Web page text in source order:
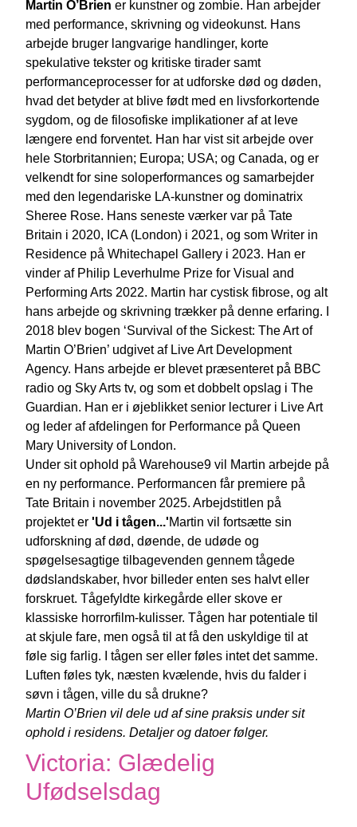
Martin O’Brien er kunstner og zombie. Han arbejder
med performance, skrivning og videokunst. Hans
arbejde bruger langvarige handlinger, korte
spekulative tekster og kritiske tirader samt
performanceprocesser for at udforske død og døden,
hvad det betyder at blive født med en livsforkortende
sygdom, og de filosofiske implikationer af at leve
længere end forventet. Han har vist sit arbejde over
hele Storbritannien; Europa; USA; og Canada, og er
velkendt for sine soloperformances og samarbejder
med den legendariske LA-kunstner og dominatrix
Sheree Rose. Hans seneste værker var på Tate
Britain i 2020, ICA (London) i 2021, og som Writer in
Residence på Whitechapel Gallery i 2023. Han er
vinder af Philip Leverhulme Prize for Visual and
Performing Arts 2022. Martin har cystisk fibrose, og alt
hans arbejde og skrivning trækker på denne erfaring. I
2018 blev bogen ‘Survival of the Sickest: The Art of
Martin O’Brien’ udgivet af Live Art Development
Agency. Hans arbejde er blevet præsenteret på BBC
radio og Sky Arts tv, og som et dobbelt opslag i The
Guardian. Han er i øjeblikket senior lecturer i Live Art
og leder af afdelingen for Performance på Queen
Mary University of London.
Under sit ophold på Warehouse9 vil Martin arbejde på
en ny performance. Performancen får premiere på
Tate Britain i november 2025. Arbejdstitlen på
projektet er'Ud i tågen...'Martin vil fortsætte sin
udforskning af død, døende, de udøde og
spøgelsesagtige tilbagevenden gennem tågede
dødslandskaber, hvor billeder enten ses halvt eller
forskruet. Tågefyldte kirkegårde eller skove er
klassiske horrorfilm-kulisser. Tågen har potentiale til
at skjule fare, men også til at få den uskyldige til at
føle sig farlig. I tågen ser eller føles intet det samme.
Luften føles tyk, næsten kvælende, hvis du falder i
søvn i tågen, ville du så drukne?
Martin O’Brien vil dele ud af sine praksis under sit
ophold i residens. Detaljer og datoer følger.
Victoria: Glædelig
Ufødselsdag